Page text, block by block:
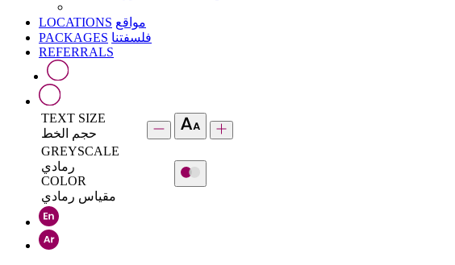
LOCATIONS مواقع
PACKAGES فلسفتنا
REFERRALS
TEXT SIZE
حجم الخط
GREYSCALE
رمادي
COLOR
مقياس رمادي